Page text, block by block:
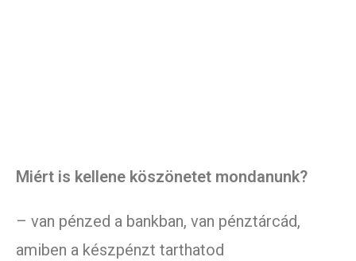
Miért is kellene köszönetet mondanunk?
– van pénzed a bankban, van pénztárcád,
amiben a készpénzt tarthatod